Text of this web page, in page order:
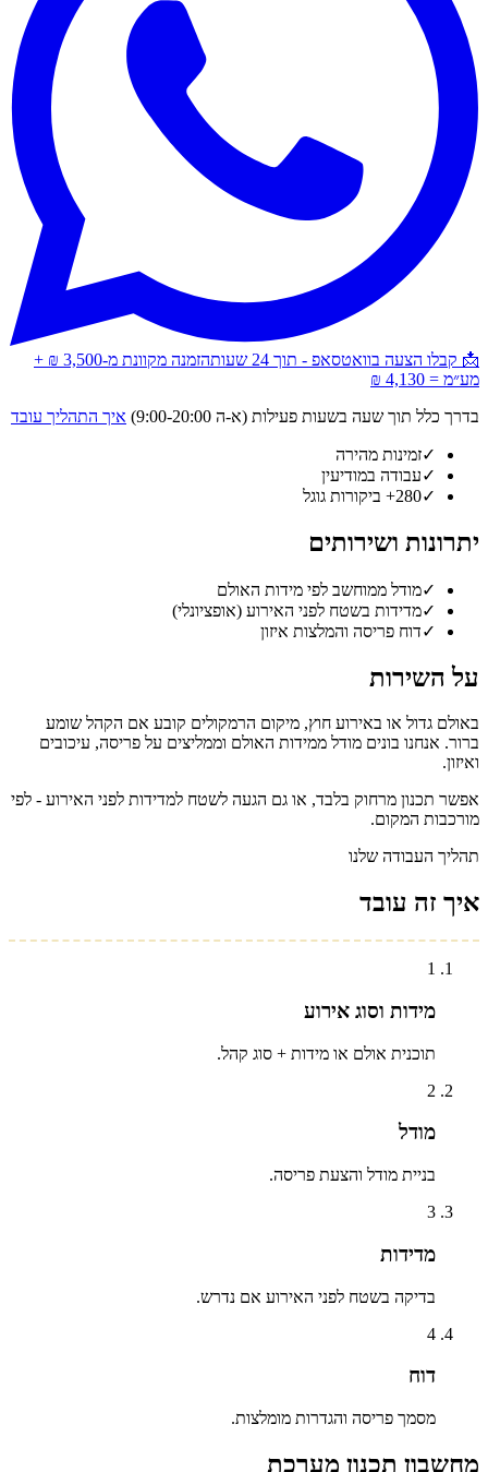
📩 קבלו הצעה בוואטסאפ - תוך 24 שעות
הזמנה מקוונת מ-3,500 ₪ +
מע״מ = 4,130 ₪
בדרך כלל תוך שעה בשעות פעילות (א-ה 9:00-20:00)
איך התהליך עובד
✓זמינות מהירה
✓עבודה במודיעין
✓280+ ביקורות גוגל
יתרונות ושירותים
✓מודל ממוחשב לפי מידות האולם
✓מדידות בשטח לפני האירוע (אופציונלי)
✓דוח פריסה והמלצות איזון
על השירות
באולם גדול או באירוע חוץ, מיקום הרמקולים קובע אם הקהל שומע
ברור. אנחנו בונים מודל ממידות האולם וממליצים על פריסה, עיכובים
ואיזון.
אפשר תכנון מרחוק בלבד, או גם הגעה לשטח למדידות לפני האירוע - לפי
מורכבות המקום.
תהליך העבודה שלנו
איך זה עובד
1
מידות וסוג אירוע
תוכנית אולם או מידות + סוג קהל.
2
מודל
בניית מודל והצעת פריסה.
3
מדידות
בדיקה בשטח לפני האירוע אם נדרש.
4
דוח
מסמך פריסה והגדרות מומלצות.
מחשבון תכנון מערכת